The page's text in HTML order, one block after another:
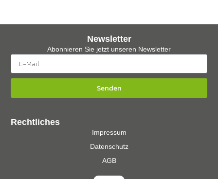
Rechtliches
Impressum
Datenschutz
AGB
Newsletter
Abonnieren Sie jetzt unseren Newsletter
Senden